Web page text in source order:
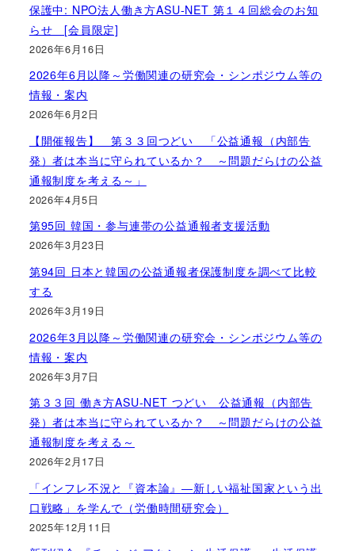
保護中: NPO法人働き方ASU-NET 第１４回総会のお知
らせ [会員限定]
2026年6月16日
2026年6月以降～労働関連の研究会・シンポジウム等の
情報・案内
2026年6月2日
【開催報告】 第３３回つどい 「公益通報（内部告
発）者は本当に守られているか？ ～問題だらけの公益
通報制度を考える～」
2026年4月5日
第95回 韓国・参与連帯の公益通報者支援活動
2026年3月23日
第94回 日本と韓国の公益通報者保護制度を調べて比較
する
2026年3月19日
2026年3月以降～労働関連の研究会・シンポジウム等の
情報・案内
2026年3月7日
第３３回 働き方ASU-NET つどい 公益通報（内部告
発）者は本当に守られているか？ ～問題だらけの公益
通報制度を考える～
2026年2月17日
「インフレ不況と『資本論』―新しい福祉国家という出
口戦略」を学んで（労働時間研究会）
2025年12月11日